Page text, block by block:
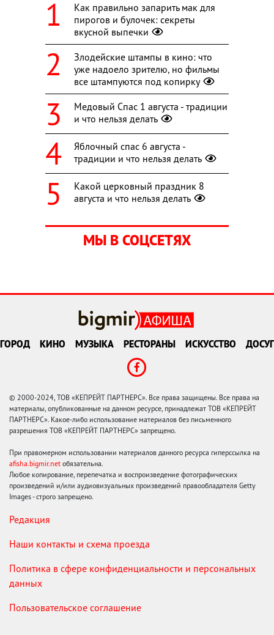
Как правильно запарить мак для
пирогов и булочек: секреты
вкусной выпечки
Злодейские штампы в кино: что
уже надоело зрителю, но фильмы
все штампуются под копирку
Медовый Спас 1 августа - традиции
и что нельзя делать
Яблочный спас 6 августа -
традиции и что нельзя делать
Какой церковный праздник 8
августа и что нельзя делать
МЫ В СОЦСЕТЯХ
ГОРОД КИНО МУЗЫКА РЕСТОРАНЫ ИСКУССТВО ДОСУГ
© 2000-2024, ТОВ «КЕПРЕЙТ ПАРТНЕРС». Все права защищены. Все права на
материалы, опубликованные на данном ресурсе, принадлежат ТОВ «КЕПРЕЙТ
ПАРТНЕРС». Какое-либо использование материалов без письменного
разрешения ТОВ «КЕПРЕЙТ ПАРТНЕРС» запрещено.
При правомерном использовании материалов данного ресурса гиперссылка на
afisha.bigmir.net обязательна.
Любое копирование, перепечатка и воспроизведение фотографических
произведений и/или аудиовизуальных произведений правообладателя Getty
Images - строго запрещено.
Редакция
Наши контакты и схема проезда
Политика в сфере конфиденциальности и персональных
данных
Пользовательское соглашение